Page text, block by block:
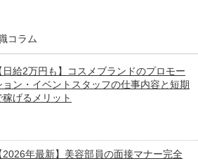
コラム
日給2万円も】コスメブランドのプロモー
ョン・イベントスタッフの仕事内容と短期
稼げるメリット
2026年最新】美容部員の面接マナー完全